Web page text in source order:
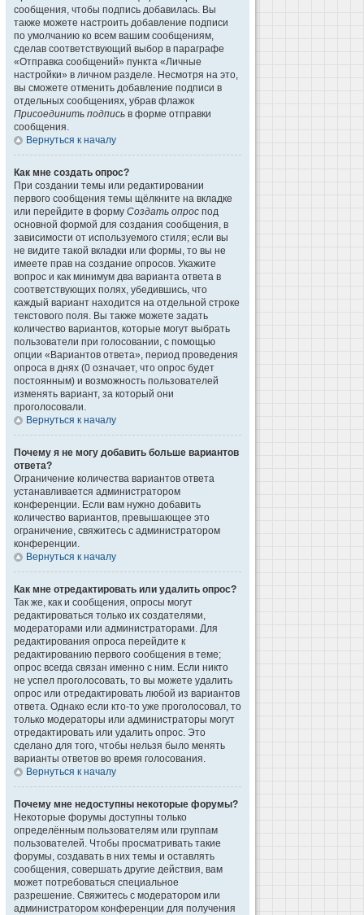
сообщения, чтобы подпись добавилась. Вы
также можете настроить добавление подписи
по умолчанию ко всем вашим сообщениям,
сделав соответствующий выбор в параграфе
«Отправка сообщений» пункта «Личные
настройки» в личном разделе. Несмотря на это,
вы сможете отменить добавление подписи в
отдельных сообщениях, убрав флажок
Присоединить подпись в форме отправки
сообщения.
Вернуться к началу
Как мне создать опрос?
При создании темы или редактировании
первого сообщения темы щёлкните на вкладке
или перейдите в форму Создать опрос под
основной формой для создания сообщения, в
зависимости от используемого стиля; если вы
не видите такой вкладки или формы, то вы не
имеете прав на создание опросов. Укажите
вопрос и как минимум два варианта ответа в
соответствующих полях, убедившись, что
каждый вариант находится на отдельной строке
текстового поля. Вы также можете задать
количество вариантов, которые могут выбрать
пользователи при голосовании, с помощью
опции «Вариантов ответа», период проведения
опроса в днях (0 означает, что опрос будет
постоянным) и возможность пользователей
изменять вариант, за который они
проголосовали.
Вернуться к началу
Почему я не могу добавить больше вариантов
ответа?
Ограничение количества вариантов ответа
устанавливается администратором
конференции. Если вам нужно добавить
количество вариантов, превышающее это
ограничение, свяжитесь с администратором
конференции.
Вернуться к началу
Как мне отредактировать или удалить опрос?
Так же, как и сообщения, опросы могут
редактироваться только их создателями,
модераторами или администраторами. Для
редактирования опроса перейдите к
редактированию первого сообщения в теме;
опрос всегда связан именно с ним. Если никто
не успел проголосовать, то вы можете удалить
опрос или отредактировать любой из вариантов
ответа. Однако если кто-то уже проголосовал, то
только модераторы или администраторы могут
отредактировать или удалить опрос. Это
сделано для того, чтобы нельзя было менять
варианты ответов во время голосования.
Вернуться к началу
Почему мне недоступны некоторые форумы?
Некоторые форумы доступны только
определённым пользователям или группам
пользователей. Чтобы просматривать такие
форумы, создавать в них темы и оставлять
сообщения, совершать другие действия, вам
может потребоваться специальное
разрешение. Свяжитесь с модератором или
администратором конференции для получения